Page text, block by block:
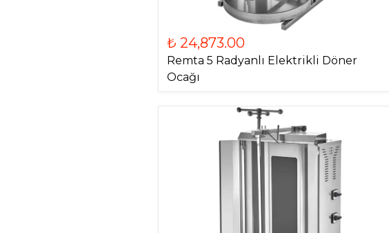
₺ 24,873.00
Remta 5 Radyanlı Elektrikli Döner
Ocağı